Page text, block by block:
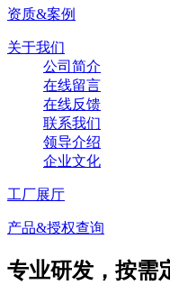
资质&案例
关于我们
公司简介
在线留言
在线反馈
联系我们
领导介绍
企业文化
工厂展厅
产品&授权查询
专业研发，按需